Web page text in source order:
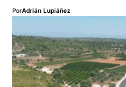
PorAdrián Lupiáñez